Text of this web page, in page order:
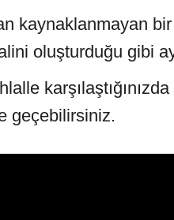
kaynaklanmayan bir
oluşturduğu gibi
geçebilirsiniz.